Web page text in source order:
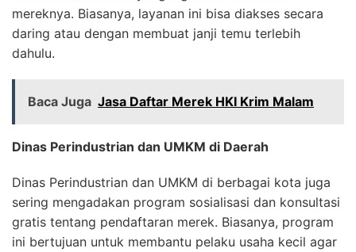
mereknya. Biasanya, layanan ini bisa diakses secara
daring atau dengan membuat janji temu terlebih
dahulu.
Baca Juga Jasa Daftar Merek HKI Krim Malam
Dinas Perindustrian dan UMKM di Daerah
Dinas Perindustrian dan UMKM di berbagai kota juga
sering mengadakan program sosialisasi dan konsultasi
gratis tentang pendaftaran merek. Biasanya, program
ini bertujuan untuk membantu pelaku usaha kecil agar